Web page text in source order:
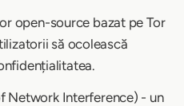
open-source bazat pe Tor
să ocolească
Network Interference) - un